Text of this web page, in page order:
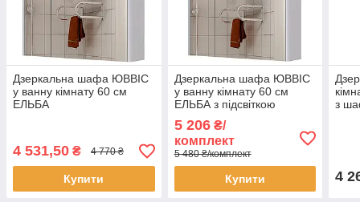
Дзеркальна шафа ЮВВІС
у ванну кімнату 60 см
ЕЛЬБА
4 531,50 ₴ 4 770 ₴
Купити
Дзеркальна шафа ЮВВІС
у ванну кімнату 60 см
ЕЛЬБА з підсвіткою
5 206₴/
комплект
5 480 ₴/комплект
Купити
з
4